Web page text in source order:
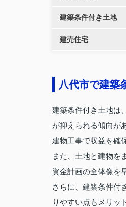
建築条件付き土地
建売住宅
八代市で建築
建築条件付き土地は
が抑えられる傾向が
建物工事で収益を確
また、土地と建物を
資金計画の全体像を
さらに、建築条件付
りやすい点もメリッ